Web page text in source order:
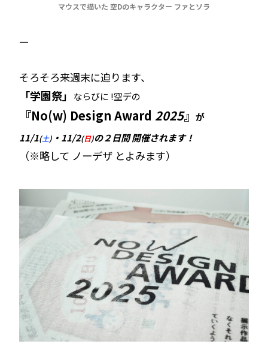
マウスで描いた 空Dのキャラクター ファとソラ
—
そろそろ来週末に迫ります、
「学園祭」 ならびに !空デの
『No(w) Design Award 2025』が
11/1(土) ・11/2(日)の２日間 開催されます！
（※略して ノーデザ とよみます）